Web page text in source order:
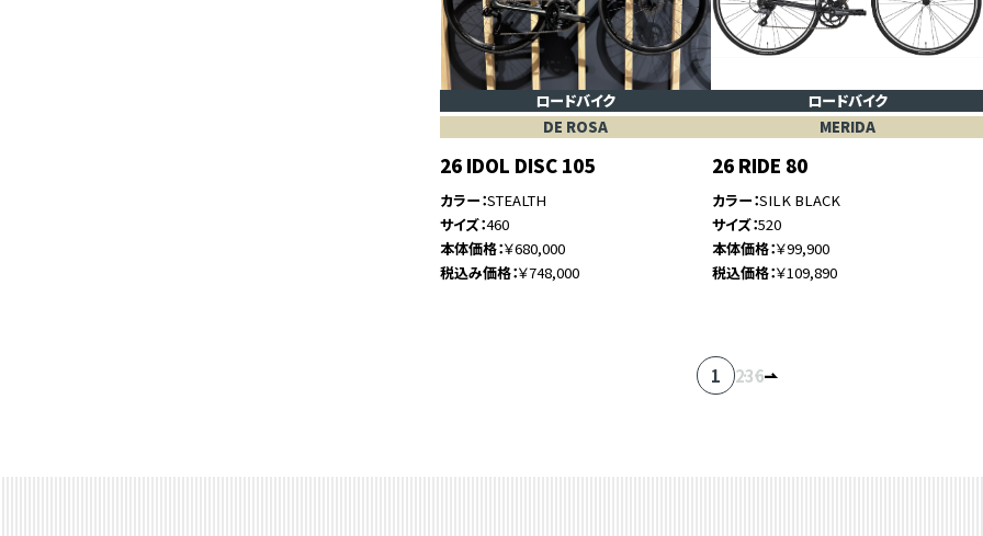
ロードバイク
DE ROSA
26 IDOL DISC 105
カラー STEALTH
サイズ 460
本体価格 ￥680,000
税込み価格 ￥748,000
ロードバイク
MERIDA
26 RIDE 80
カラー SILK BLACK
サイズ 520
本体価格 ￥99,900
税込価格 ￥109,890
1 23
…6